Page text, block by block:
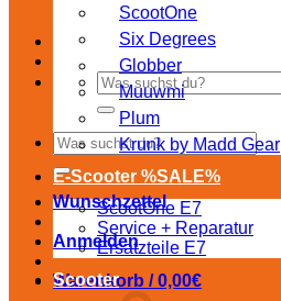
Suchen
nach:
Suchen
nach:
Wunschzettel
Anmelden
Warenkorb /0,00€
ScootOne
Six Degrees
Globber
Muuwmi
Plum
Krunk by Madd Gear
E-Scooter %SALE%
ScootOne E7
Service + Reparatur
Ersatzteile E7
Scooter